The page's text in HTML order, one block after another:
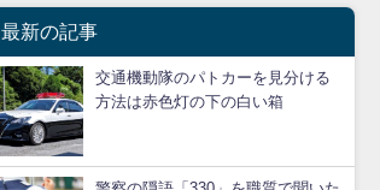
最新の記事
交通機動隊のパトカーを見分ける
方法は赤色灯の下の白い箱